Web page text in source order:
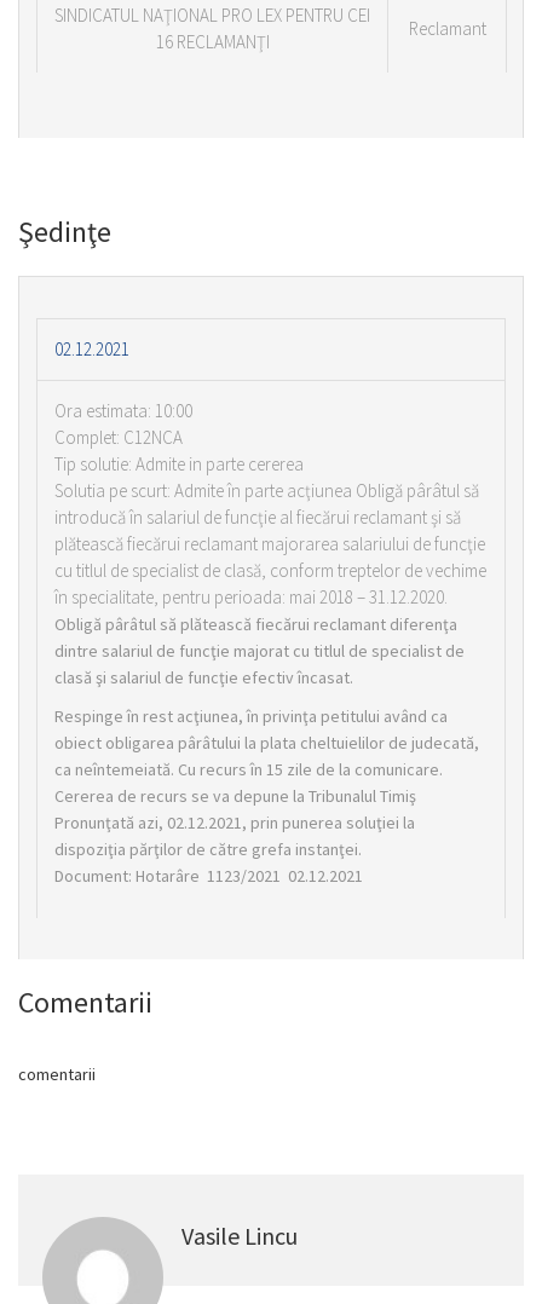
SINDICATUL NAŢIONAL PRO LEX PENTRU CEI
16 RECLAMANŢI
Reclamant
Şedinţe
02.12.2021
Ora estimata: 10:00
Complet: C12NCA
Tip solutie: Admite in parte cererea
Solutia pe scurt: Admite în parte acţiunea Obligă pârâtul să
introducă în salariul de funcţie al fiecărui reclamant şi să
plătească fiecărui reclamant majorarea salariului de funcţie
cu titlul de specialist de clasă, conform treptelor de vechime
în specialitate, pentru perioada: mai 2018 – 31.12.2020.
Obligă pârâtul să plătească fiecărui reclamant diferenţa
dintre salariul de funcţie majorat cu titlul de specialist de
clasă şi salariul de funcţie efectiv încasat.
Respinge în rest acţiunea, în privinţa petitului având ca
obiect obligarea pârâtului la plata cheltuielilor de judecată,
ca neîntemeiată. Cu recurs în 15 zile de la comunicare.
Cererea de recurs se va depune la Tribunalul Timiş
Pronunţată azi, 02.12.2021, prin punerea soluţiei la
dispoziţia părţilor de către grefa instanţei.
Document: Hotarâre 1123/2021 02.12.2021
Comentarii
comentarii
Vasile Lincu